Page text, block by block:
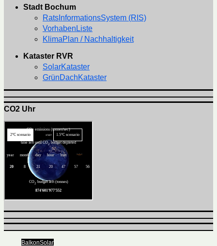
Stadt Bochum
RatsInformationsSystem (RIS)
VorhabenListe
KlimaPlan / Nachhaltigkeit
Kataster RVR
SolarKataster
GrünDachKataster
CO2 Uhr
BalkonSolar